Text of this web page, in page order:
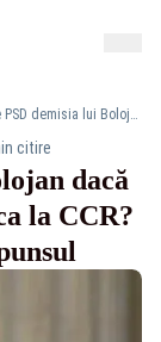
Îi va cere PSD demisia lui Bolojan dacă legea pensiilor speciale va pica la CCR? Sorin Grindeanu a oferit răspunsul
citire
dacă
la CCR?